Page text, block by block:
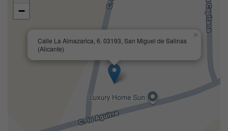
Calle La Almazarica, 6. 03193, San Miguel de Salinas
(Alicante)
×
−